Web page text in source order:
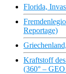
Florida,
Reportage)
Kraftstoff
(360° –